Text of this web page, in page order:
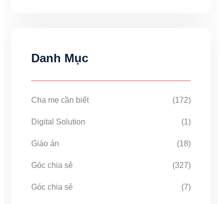
Danh Mục
Cha mẹ cần biết (172)
Digital Solution (1)
Giáo án (18)
Góc chia sẻ (327)
Góc chia sẻ (7)